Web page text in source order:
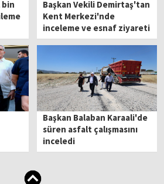
bin
Başkan Vekili Demirtaş'tan
Kent Merkezi'nde
inceleme ve esnaf ziyareti
Başkan Balaban Karaali'de
süren asfalt çalışmasını
inceledi